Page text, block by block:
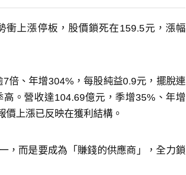
衝上漲停板，股價鎖死在159.5元，漲幅
倍、年增304%，每股純益0.9元，擺脫連
。營收達104.69億元，季增35%、年增
上漲已反映在獲利結構。
，而是要成為「賺錢的供應商」，全力鎖